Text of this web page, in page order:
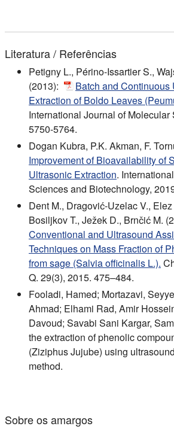
Literatura / Referências
Petigny L., Périno-Issartier S.,
(2013):
Batch and
Extraction of Boldo Leaves
International Journal of Molecular
5750-5764.
Dogan Kubra, P.K. Akman, F.
Improvement of Bioavailability of
Ultrasonic Extraction.
Sciences and Biotechnology,
Dent M., Dragović-Uzelac V.,
Bosiljkov T., Ježek D., Brnčić M.
Conventional and Ultrasound
Techniques on Mass Fraction of
from sage (Salvia officinalis L.).
Q. 29(3), 2015. 475–484.
Fooladi, Hamed; Mortazavi,
Ahmad; Elhami Rad, Amir
Davoud; Savabi Sani Kargar,
the extraction of phenolic
(Ziziphus Jujube) using
method.
Sobre os amargos